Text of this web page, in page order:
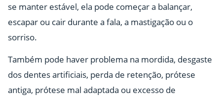
se manter estável, ela pode começar a balançar,
escapar ou cair durante a fala, a mastigação ou o
sorriso.
Também pode haver problema na mordida, desgaste
dos dentes artificiais, perda de retenção, prótese
antiga, prótese mal adaptada ou excesso de